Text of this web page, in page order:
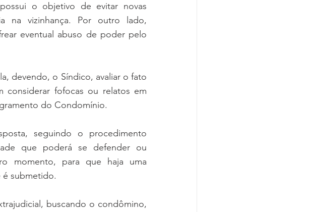
o objetivo de evitar novas
na vizinhança. Por outro lado,
eventual abuso de poder pelo
devendo, o Síndico, avaliar o fato
considerar fofocas ou relatos em
do Condomínio.
seguindo o procedimento
que poderá se defender ou
momento, para que haja uma
é submetido.
buscando o condômino,